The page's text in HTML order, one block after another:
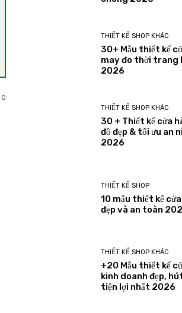
0
THIẾT KẾ SHOP KHÁC
30+ Mẫu thiết kế
may đo thời trang
2026
THIẾT KẾ SHOP KHÁC
30 + Thiết kế cửa
đồ đẹp & tối ưu an
2026
THIẾT KẾ SHOP
10 mẫu thiết kế
đẹp và an toàn
THIẾT KẾ SHOP KHÁC
+20 Mẫu thiết kế
kinh doanh đẹp,
tiện lợi nhất 2026